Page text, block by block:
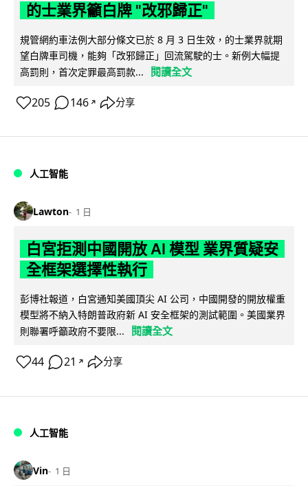
的士業界籲白牌 "改邪歸正"
規管網約車法例大部分條文已於 8 月 3 日生效，的士業界就期
望白牌車司機，能夠「改邪歸正」回流駕駛的士。新例大幅提
高罰則，首次定罪最高罰款...
閱讀全文
205 146 ↗ 分享
人工智能
Lawton 1 日
白宮拒測中國開放 AI 模型 業界質疑安
全框架選擇性執行
彭博社報道，白宮通知美國頂尖 AI 公司，中國開發的開放權重
模型將不納入特朗普政府新 AI 安全框架的測試範圍。美國業界
則聯署呼籲政府不要限...
閱讀全文
44 21 ↗ 分享
人工智能
Vin 1 日